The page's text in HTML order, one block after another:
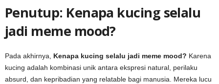
Penutup: Kenapa kucing selalu
jadi meme mood?
Pada akhirnya, Kenapa kucing selalu jadi meme mood? Karena
kucing adalah kombinasi unik antara ekspresi natural, perilaku
absurd, dan kepribadian yang relatable bagi manusia. Mereka lucu